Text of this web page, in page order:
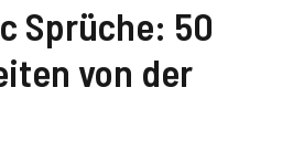
Sprüche: 50
von der